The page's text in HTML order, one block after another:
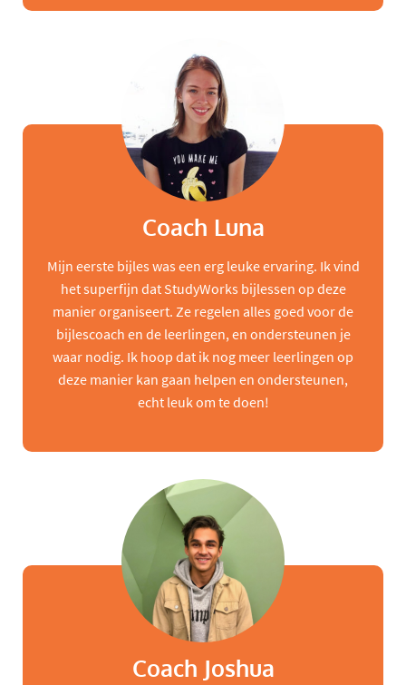
Coach Luna
Mijn eerste bijles was een erg leuke ervaring. Ik vind
het superfijn dat StudyWorks bijlessen op deze
manier organiseert. Ze regelen alles goed voor de
bijlescoach en de leerlingen, en ondersteunen je
waar nodig. Ik hoop dat ik nog meer leerlingen op
deze manier kan gaan helpen en ondersteunen,
echt leuk om te doen!
Coach Joshua